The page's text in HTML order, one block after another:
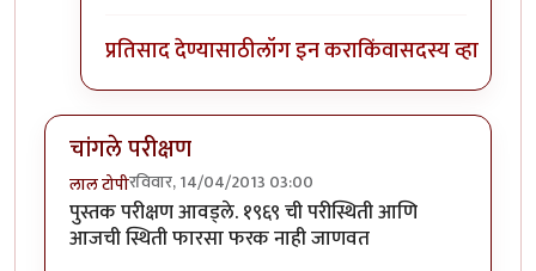
प्रतिसाद देण्यासाठीलॉग इन कराकिंवासदस्य व्हा
चांगले परीक्षण
लाल टोपीरविवार, 14/04/2013 03:00
पुस्तक परीक्षण आवड्ले. १९६९ ची परीस्थिती आणि
आजची स्थिती फारसा फरक नाही जाणवत